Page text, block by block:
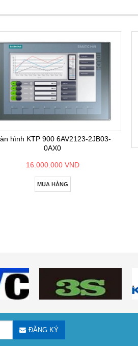
hình KTP 900 6AV2123-2JB03-
0AX0
16.000.000 VND
MUA HÀNG
ĐĂNG KÝ